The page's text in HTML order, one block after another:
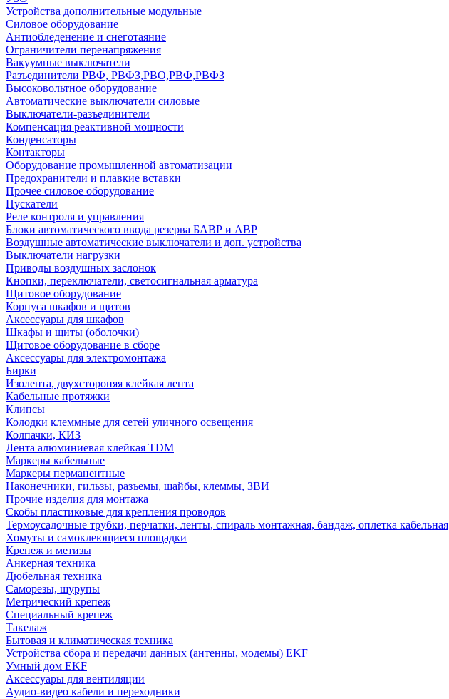
Устройства дополнительные модульные
Силовое оборудование
Антиобледенение и снеготаяние
Ограничители перенапряжения
Вакуумные выключатели
Разъединители РВФ, РВФЗ,РВО,РВФ,РВФЗ
Высоковольтное оборудование
Автоматические выключатели cиловые
Выключатели-разъединители
Компенсация реактивной мощности
Конденсаторы
Контакторы
Оборудование промышленной автоматизации
Предохранители и плавкие вставки
Прочее силовое оборудование
Пускатели
Реле контроля и управления
Блоки автоматического ввода резерва БАВР и АВР
Воздушные автоматические выключатели и доп. устройства
Выключатели нагрузки
Приводы воздушных заслонок
Кнопки, переключатели, светосигнальная арматура
Щитовое оборудование
Корпуса шкафов и щитов
Аксессуары для шкафов
Шкафы и щиты (оболочки)
Щитовое оборудование в сборе
Аксессуары для электромонтажа
Бирки
Изолента, двухстороняя клейкая лента
Кабельные протяжки
Клипсы
Колодки клеммные для сетей уличного освещения
Колпачки, КИЗ
Лента алюминиевая клейкая TDM
Маркеры кабельные
Маркеры перманентные
Наконечники, гильзы, разъемы, шайбы, клеммы, ЗВИ
Прочие изделия для монтажа
Скобы пластиковые для крепления проводов
Термоусадочные трубки, перчатки, ленты, спираль монтажная, бандаж, оплетка кабельная
Хомуты и самоклеющиеся площадки
Крепеж и метизы
Анкерная техника
Дюбельная техника
Саморезы, шурупы
Метрический крепеж
Специальный крепеж
Такелаж
Бытовая и климатическая техника
Устройства сбора и передачи данных (антенны, модемы) EKF
Умный дом EKF
Аксессуары для вентиляции
Аудио-видео кабели и переходники